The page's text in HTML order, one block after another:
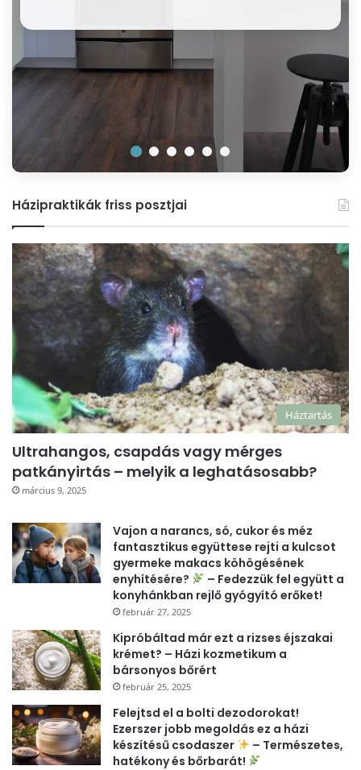
Házipraktikák friss posztjai
Háztartás
Ultrahangos, csapdás vagy mérges
patkányirtás – melyik a leghatásosabb?
március 9, 2025
Vajon a narancs, só, cukor és méz
fantasztikus együttese rejti a kulcsot
gyermeke makacs köhögésének
enyhítésére?
– Fedezzük fel együtt a
konyhánkban rejlő gyógyító erőket!
február 27, 2025
Kipróbáltad már ezt a rizses éjszakai
krémet? – Házi kozmetikum a
bársonyos bőrért
február 25, 2025
Felejtsd el a bolti dezodorokat!
Ezerszer jobb megoldás ez a házi
készítésű csodaszer
– Természetes,
hatékony és bőrbarát!